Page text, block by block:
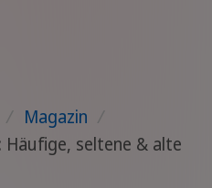
/ Magazin /
Häufige, seltene & alte